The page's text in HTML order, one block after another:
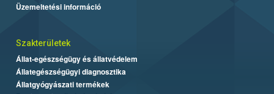
Üzemeltetési információ
Szakterületek
Állat-egészségügy és állatvédelem
Állategészségügyi diagnosztika
Állatgyógyászati termékek